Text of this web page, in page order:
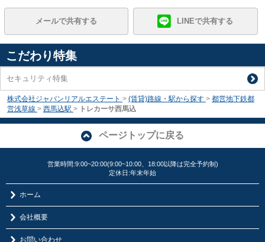
メールで共有する LINEで共有する
こだわり特集
セキュリティ特集
株式会社ジャパンリアルエステート > (賃貸)路線・駅から探す > 都営地下鉄都
営浅草線 > 西馬込駅 > トレカーサ西馬込
ページトップに戻る
営業時間:9:00~20:00(9:00~10:00、18:00以降は完全予約制)
定休日:年末年始
ホーム
会社概要
お問い合わせ